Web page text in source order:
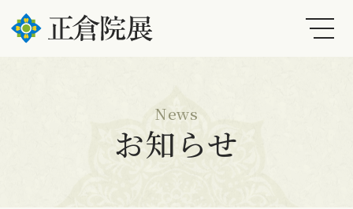
News
お知らせ